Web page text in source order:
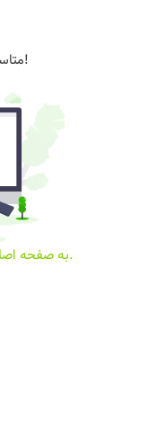
متاسفیم خطایی رخ داد!
به صفحه اصلی روان درمان مراجعه کنید.